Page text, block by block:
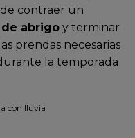
contraer un
abrigo y terminar
prendas necesarias
la temporada